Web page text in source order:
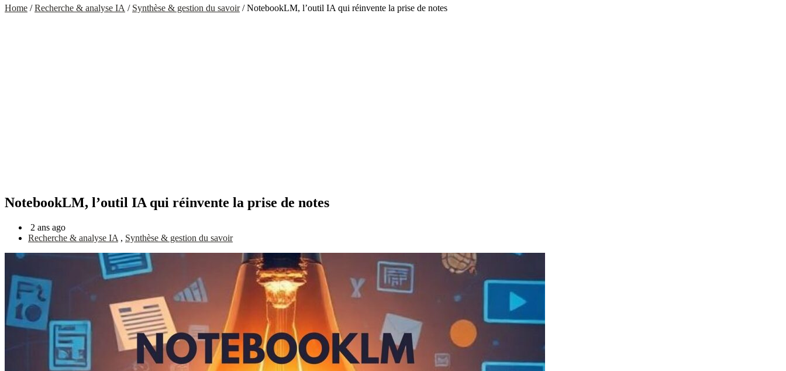
Home /Recherche & analyse IA / Synthèse & gestion du savoir/ NotebookLM, l’outil IA qui réinvente la prise de notes
NotebookLM, l’outil IA qui réinvente la prise de notes
2 ans ago
Recherche & analyse IA , Synthèse & gestion du savoir